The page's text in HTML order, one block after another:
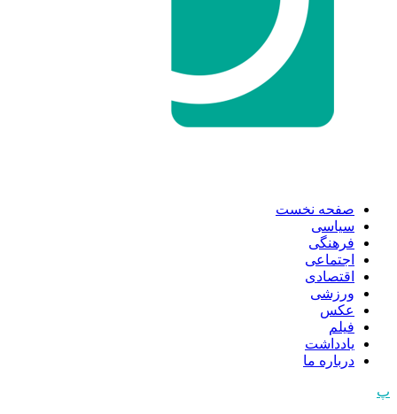
صفحه نخست
سیاسی
فرهنگی
اجتماعی
اقتصادی
ورزشی
عکس
فیلم
یادداشت
درباره ما
پ